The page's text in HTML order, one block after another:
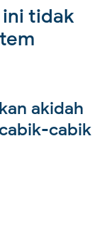
ini tidak
akidah
cabik